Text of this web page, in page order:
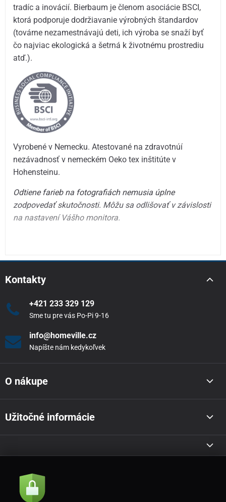
tradíc a inovácií. Bierbaum je členom asociácie BSCI,
ktorá podporuje dodržiavanie výrobných štandardov
(továrne nezamestnávajú deti, ich výroba se snaží byť
čo najviac ekologická a šetrná k životnému prostrediu
atď.).
Vyrobené v Nemecku. Atestované na zdravotnúí
nezávadnosť v nemeckém Oeko tex inštitúte v
Hohensteinu.
Odtiene farieb na fotografiách nemusia úplne
zodpovedať skutočnosti. Môžu sa odlišovať v závislosti
na nastavení Vášho monitora.
Kontakty
+421 233 329 129
Sme tu pre vás Po-Pi 9-16
info@homeville.cz
Napíšte nám kedykoľvek
O nákupe
Užitočné informácie
Akcie a novinky e-mailom